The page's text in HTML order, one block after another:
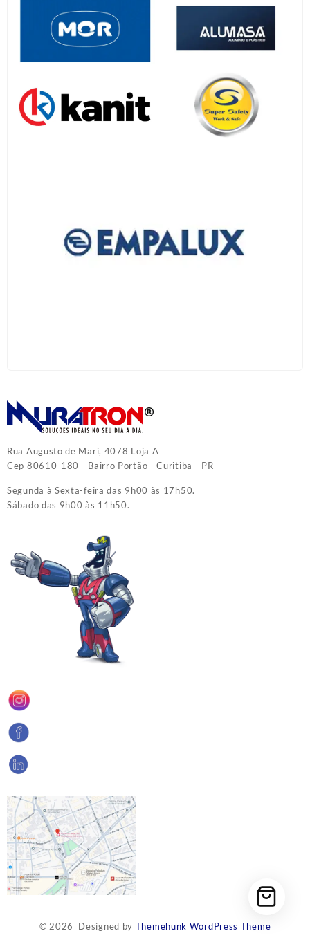
Rua Augusto de Mari, 4078 Loja A
Cep 80610-180 - Bairro Portão - Curitiba - PR
Segunda à Sexta-feira das 9h00 às 17h50.
Sábado das 9h00 às 11h50.
© 2026 Designed by Themehunk WordPress Theme